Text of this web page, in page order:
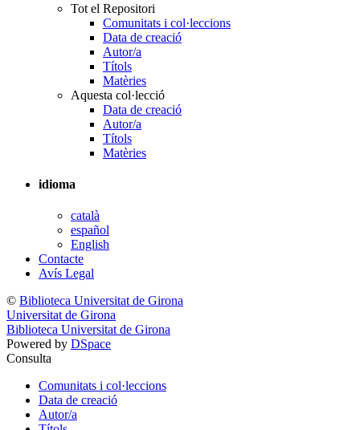
Tot el Repositori
Comunitats i col·leccions
Data de creació
Autor/a
Títols
Matèries
Aquesta col·lecció
Data de creació
Autor/a
Títols
Matèries
idioma
català
español
English
Contacte
Avís Legal
© Biblioteca Universitat de Girona
Universitat de Girona
Biblioteca Universitat de Girona
Powered by DSpace
Consulta
Comunitats i col·leccions
Data de creació
Autor/a